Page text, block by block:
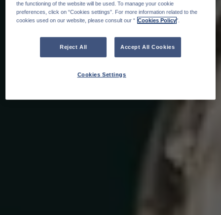
the functioning of the website will be used. To manage your cookie
preferences, click on “Cookies settings”. For more information related to the
cookies used on our website, please consult our “ Cookies Policy".
Reject All Accept All Cookies
Cookies Settings